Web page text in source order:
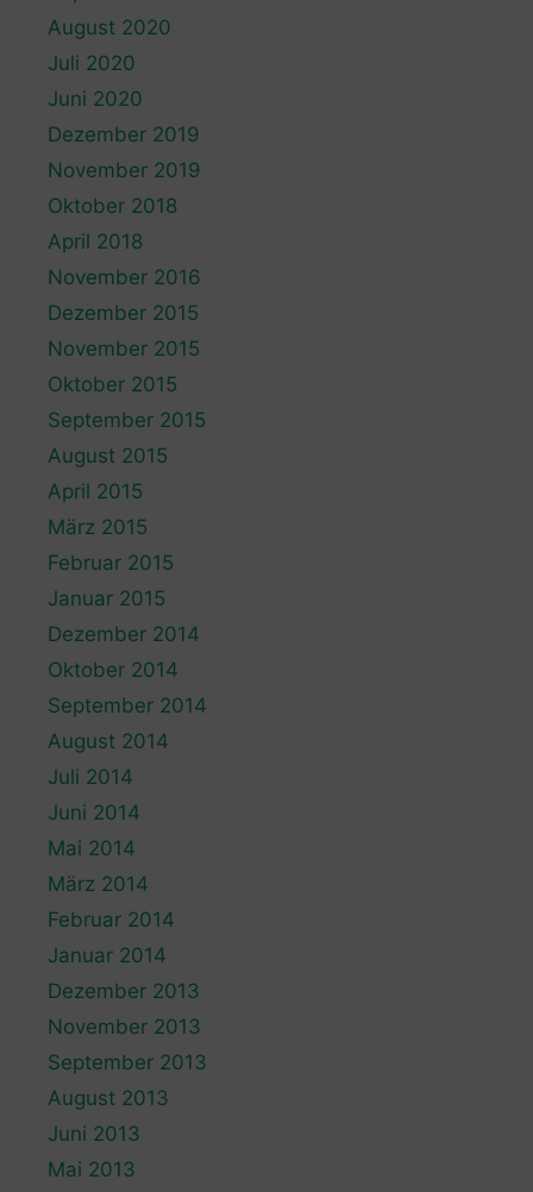
August 2020
Juli 2020
Juni 2020
Dezember 2019
November 2019
Oktober 2018
April 2018
November 2016
Dezember 2015
November 2015
Oktober 2015
September 2015
August 2015
April 2015
März 2015
Februar 2015
Januar 2015
Dezember 2014
Oktober 2014
September 2014
August 2014
Juli 2014
Juni 2014
Mai 2014
März 2014
Februar 2014
Januar 2014
Dezember 2013
November 2013
September 2013
August 2013
Juni 2013
Mai 2013